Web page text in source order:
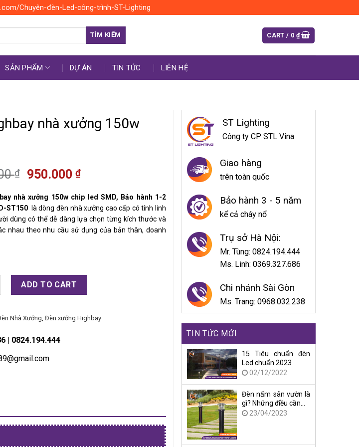
Chuyên-đèn-Led-công-trình-ST-Lighting
TÌM KIẾM CART / 0 ₫
SẢN PHẨM DỰ ÁN TIN TỨC LIÊN HỆ
nhà xưởng 150w
₫ 950.000 ₫
nhà xưởng 150w chip led SMD, Bảo hành 1-2
ST150
là dòng đèn nhà xưởng cao cấp có tính linh
dùng có thể dễ dàng lựa chọn từng kích thước và
nhau theo nhu cầu sử dụng của bản thân, doanh
nhà xưởng 150w SMD quantity
ADD TO CART
Nhà Xưởng Đèn xưởng Highbay
| 0824.194.444
ST Lighting
Công ty CP STL Vina
Giao hàng
trên toàn quốc
Bảo hành 3 - 5 năm
kể cả cháy nổ
Trụ sở Hà Nội:
Mr. Tùng: 0824.194.444
Ms. Linh: 0369.327.686
Chi nhánh Sài Gòn
Ms. Trang: 0968.032.238
TIN TỨC MỚI
15 Tiêu chuẩn đèn
Led chuẩn 2023
02/12/2022
Đèn nấm sân vườn là
gì? Những điều cần…
23/04/2023